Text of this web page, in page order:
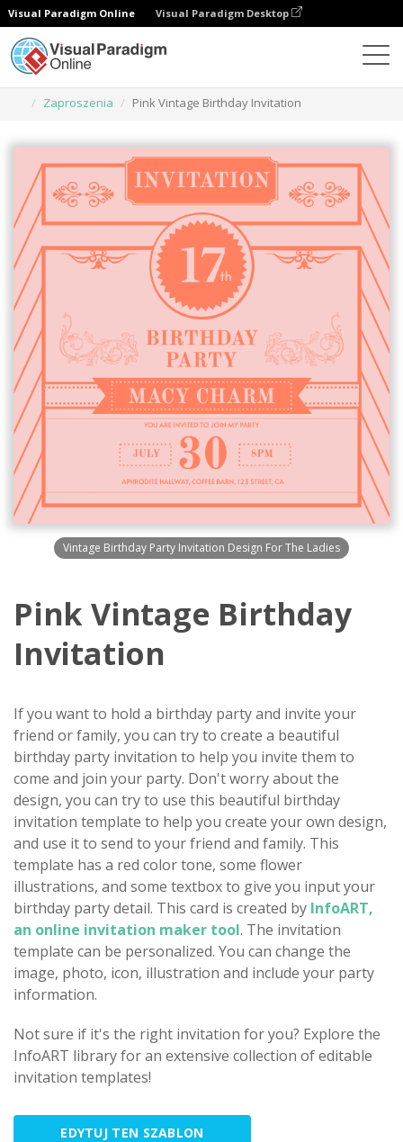
Visual Paradigm Online Visual Paradigm Desktop
Zaproszenia
Pink Vintage Birthday Invitation
Vintage Birthday Party Invitation Design For The Ladies
Pink Vintage Birthday
Invitation
If you want to hold a birthday party and invite your
friend or family, you can try to create a beautiful
birthday party invitation to help you invite them to
come and join your party. Don't worry about the
design, you can try to use this beautiful birthday
invitation template to help you create your own design,
and use it to send to your friend and family. This
template has a red color tone, some flower
illustrations, and some textbox to give you input your
birthday party detail. This card is created by InfoART,
an online invitation maker tool. The invitation
template can be personalized. You can change the
image, photo, icon, illustration and include your party
information.
Not sure if it's the right invitation for you? Explore the
InfoART library for an extensive collection of editable
invitation templates!
EDYTUJ TEN SZABLON